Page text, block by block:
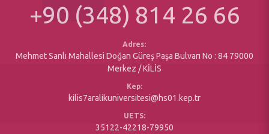
Matbu Formlar
Yazı İşleri Müdürlüğü
Sosyal Duyarlılık Projeleri
+90 (348) 814 26 66
Adres:
Mehmet Sanlı Mahallesi Doğan Güreş Paşa Bulvarı No : 84 79000
Merkez / KİLİS
Kep:
kilis7aralikuniversitesi@hs01.kep.tr
UETS:
35122-42218-79950